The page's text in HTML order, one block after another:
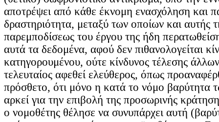
αποτρέψει από κάθε έκνομη ενασχόληση και
δραστηριότητα, μεταξύ των οποίων και αυτής
παρεμποδίσεως του έργου της ήδη
αυτά τα δεδομένα, αφού δεν πιθανολογείται
κατηγορουμένου, ούτε κίνδυνος τέλεσης
τελευταίος αφεθεί ελεύθερος, όπως
πρόσθετο, ότι μόνο η κατά το νόμο βαρύτητα
αρκεί για την επιβολή της προσωρινής
ο νομοθέτης θέλησε να συνυπάρχει αυτή